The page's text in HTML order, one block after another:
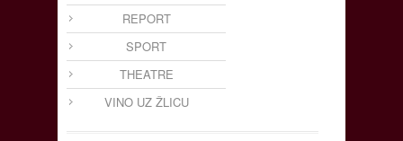
REPORT
SPORT
THEATRE
VINO UZ ŽLICU